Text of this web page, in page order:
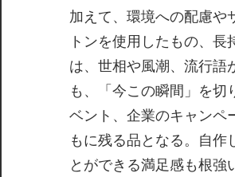
加えて、環境への配慮や
トンを使用したもの、
は、世相や風潮、流行語
も、「今この瞬間」を
ベント、企業のキャンペ
もに残る品となる。自
とができる満足感も根強